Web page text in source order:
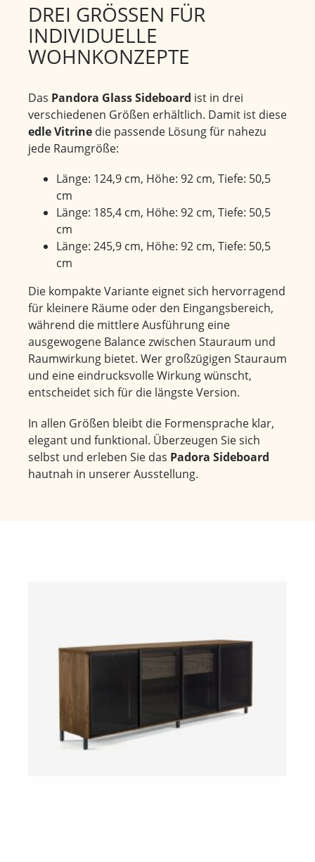
DREI GRÖSSEN FÜR I
NDIVIDUELLE W
OHNKONZEPTE
Das Pandora Glass Sideboard ist in drei
verschiedenen Größen erhältlich. Damit ist diese
edle Vitrine die passende Lösung für nahezu
jede Raumgröße:
Länge: 124,9 cm, Höhe: 92 cm, Tiefe: 50,5
cm
Länge: 185,4 cm, Höhe: 92 cm, Tiefe: 50,5
cm
Länge: 245,9 cm, Höhe: 92 cm, Tiefe: 50,5
cm
Die kompakte Variante eignet sich hervorragend
für kleinere Räume oder den Eingangsbereich,
während die mittlere Ausführung eine
ausgewogene Balance zwischen Stauraum und
Raumwirkung bietet. Wer großzügigen Stauraum
und eine eindrucksvolle Wirkung wünscht,
entscheidet sich für die längste Version.
In allen Größen bleibt die Formensprache klar,
elegant und funktional. Überzeugen Sie sich
selbst und erleben Sie das Padora Sideboard
hautnah in unserer Ausstellung.